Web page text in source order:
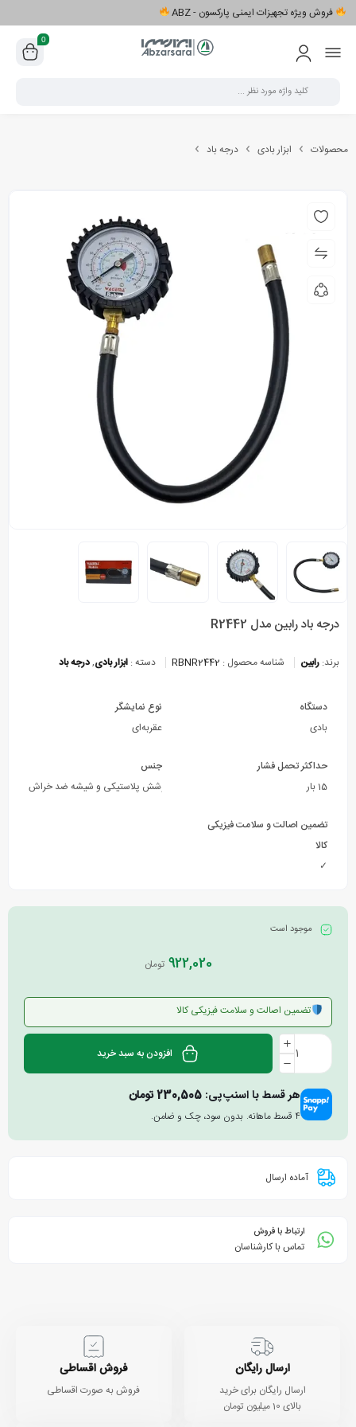
فروش ویژه تجهیزات ایمنی پارکسون - ABZ
0
محصولات ابزار بادی درجه باد
درجه باد رابین مدل R2442
برند: رابین شناسه محصول : RBNR2442 دسته : ابزار بادی,درجه باد
دستگاه
بادی
نوع نمایشگر
عقربه‌ای
حداکثر تحمل فشار
15 بار
جنس
بدنه و اتصالات از فولاد و برنج با پوشش پلاستیکی و شیشه ضد خراش
تضمین اصالت و سلامت فیزیکی
کالا
✓
موجود است
922,020 تومان
تضمین اصالت و سلامت فیزیکی کالا
افزودن به سبد خرید
هر قسط با اسنپ‌پی: 230,505تومان
۴ قسط ماهانه. بدون سود، چک و ضامن.
آماده ارسال
ارتباط با فروش
تماس با کارشناسان
ارسال رایگان
ارسال رایگان برای خرید
بالای 10 میلیون تومان
فروش اقساطی
فروش به صورت اقساطی